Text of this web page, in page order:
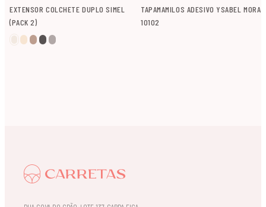
EXTENSOR COLCHETE DUPLO SIMEL
(PACK 2)
TAPAMAMILOS ADESIVO YSABEL MORA
10102